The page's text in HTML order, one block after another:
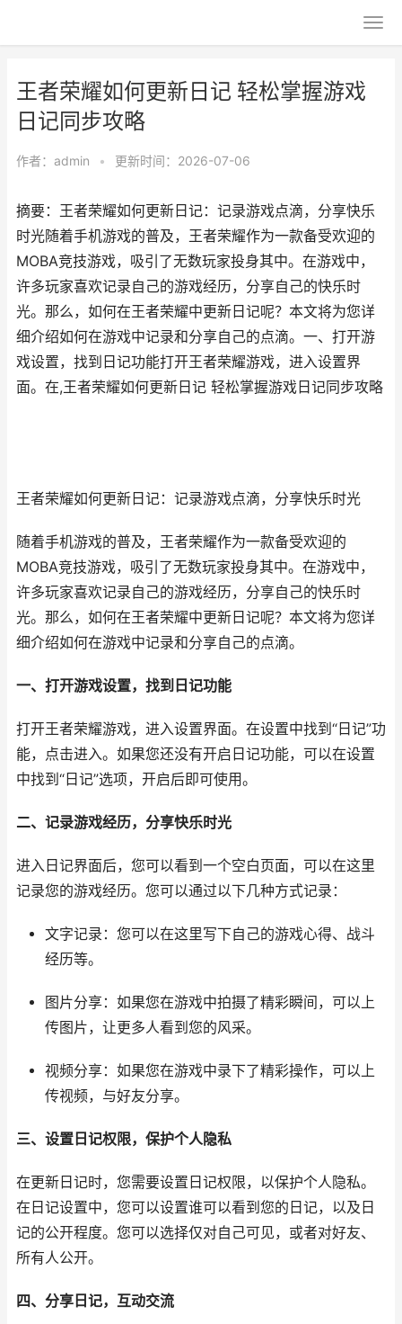
王者荣耀如何更新日记 轻松掌握游戏
日记同步攻略
作者： admin • 更新时间：2026-07-06
摘要：王者荣耀如何更新日记：记录游戏点滴，分享快乐
时光随着手机游戏的普及，王者荣耀作为一款备受欢迎的
MOBA竞技游戏，吸引了无数玩家投身其中。在游戏中，
许多玩家喜欢记录自己的游戏经历，分享自己的快乐时
光。那么，如何在王者荣耀中更新日记呢？本文将为您详
细介绍如何在游戏中记录和分享自己的点滴。一、打开游
戏设置，找到日记功能打开王者荣耀游戏，进入设置界
面。在,王者荣耀如何更新日记 轻松掌握游戏日记同步攻略
王者荣耀如何更新日记：记录游戏点滴，分享快乐时光
随着手机游戏的普及，王者荣耀作为一款备受欢迎的
MOBA竞技游戏，吸引了无数玩家投身其中。在游戏中，
许多玩家喜欢记录自己的游戏经历，分享自己的快乐时
光。那么，如何在王者荣耀中更新日记呢？本文将为您详
细介绍如何在游戏中记录和分享自己的点滴。
一、打开游戏设置，找到日记功能
打开王者荣耀游戏，进入设置界面。在设置中找到“日记”功
能，点击进入。如果您还没有开启日记功能，可以在设置
中找到“日记”选项，开启后即可使用。
二、记录游戏经历，分享快乐时光
进入日记界面后，您可以看到一个空白页面，可以在这里
记录您的游戏经历。您可以通过以下几种方式记录：
文字记录：您可以在这里写下自己的游戏心得、战斗
经历等。
图片分享：如果您在游戏中拍摄了精彩瞬间，可以上
传图片，让更多人看到您的风采。
视频分享：如果您在游戏中录下了精彩操作，可以上
传视频，与好友分享。
三、设置日记权限，保护个人隐私
在更新日记时，您需要设置日记权限，以保护个人隐私。
在日记设置中，您可以设置谁可以看到您的日记，以及日
记的公开程度。您可以选择仅对自己可见，或者对好友、
所有人公开。
四、分享日记，互动交流